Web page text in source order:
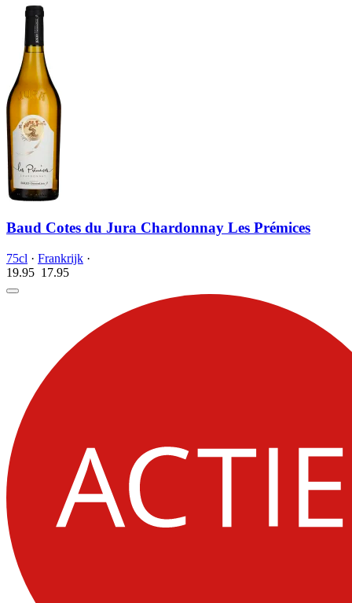
Baud Cotes du Jura Chardonnay Les Prémices
75cl · Frankrijk ·
19.95 17.95